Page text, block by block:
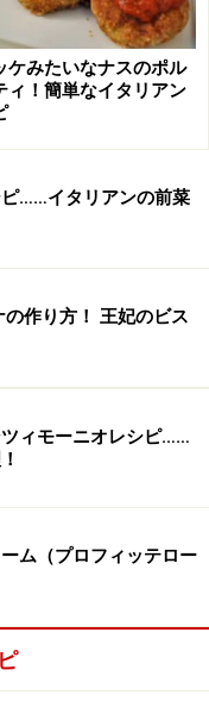
5g
大さじ1杯
適量
ニの作り方・
水でよく洗って、
が残る位で鍋にい
で20分煮る。
ケみたいなナスのポル
ィ！簡単なイタリアン
……イタリアンの前菜
作り方！ 王妃のビス
ィモーニオレシピ……
ム（プロフィッテロー